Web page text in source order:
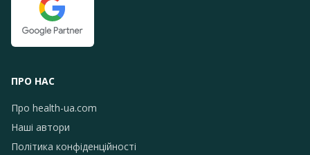
ПРО НАС
Про health-ua.com
Наші автори
Політика конфіденційності